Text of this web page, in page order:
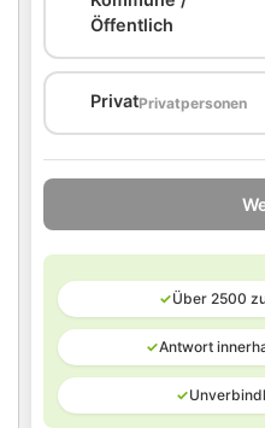
Öffentlich
PrivatPrivatpersonen
✓Über 2500
✓Antwort
✓